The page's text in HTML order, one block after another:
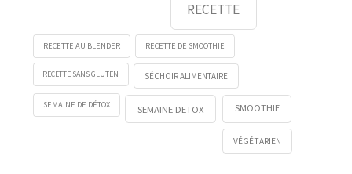
RECETTE
RECETTE AU BLENDER RECETTE DE SMOOTHIE
RECETTE SANS GLUTEN SÉCHOIR ALIMENTAIRE
SEMAINE DE DÉTOX SEMAINE DETOX SMOOTHIE
VÉGÉTARIEN